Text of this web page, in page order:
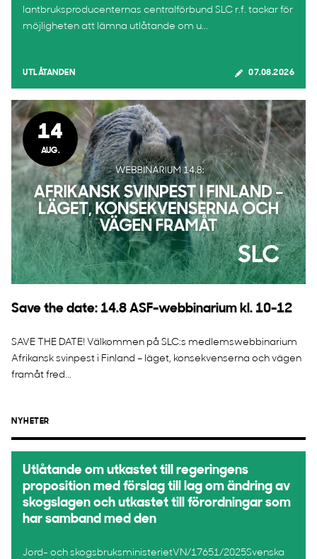
lantbruksproducenternas centralförbund SLC r.f. tackar för
möjligheten att lämna utlåtande om u...
UTLÅTANDEN 07.08.2026
14
AUG.
Save the date: 14.8 ASF-webbinarium kl. 10-12
SAVE THE DATE! Välkommen på SLC:s medlemswebbinarium
Afrikansk svinpest i Finland – läget, konsekvenserna och vägen
framåt fred...
NYHETER
Utlåtande om utkastet till regeringens
proposition med förslag till lag om ändring av
skogslagen och utkastet till förordningar som
har samband med den
Jord- och skogsbruksministerietVN/17651/2025Svenska